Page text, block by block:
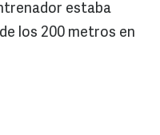
estaba
los 200 metros en